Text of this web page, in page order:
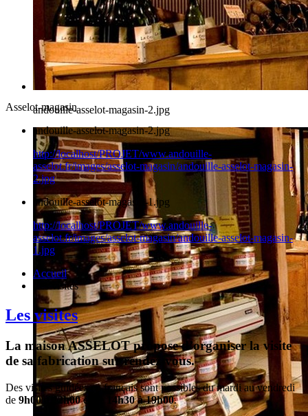
andouille-asselot-magasin-2.jpg
Asselot-magasin
andouille-asselot-magasin-2.jpg
http://localhost/PROJET/www.andouille-
asselot.fr/images/asselot-magasin/andouille-asselot-magasin-
2.jpg
andouille-asselot-magasin-1.jpg
http://localhost/PROJET/www.andouille-
asselot.fr/images/asselot-magasin/andouille-asselot-magasin-
1.jpg
Accueil
Les visites
Les visites
La maison ASSELOT propose d’organiser la visite
de sa fabrication sur rendez-vous.
Des visites guidées en français sont possibles du mardi au vendredi
de 9h00 à 12h00et de 14h30 à 19h00.